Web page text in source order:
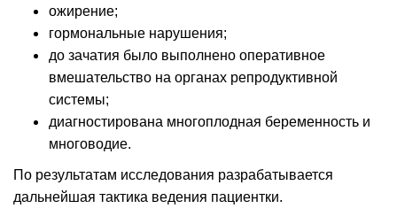
ожирение;
гормональные нарушения;
до зачатия было выполнено оперативное
вмешательство на органах репродуктивной
системы;
диагностирована многоплодная беременность и
многоводие.
По результатам исследования разрабатывается
дальнейшая тактика ведения пациентки.